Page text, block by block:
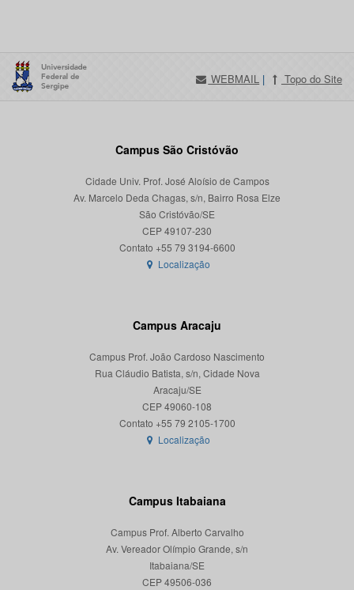
WEBMAIL | Topo do Site
Campus São Cristóvão
Cidade Univ. Prof. José Aloísio de Campos
Av. Marcelo Deda Chagas, s/n, Bairro Rosa Elze
São Cristóvão/SE
CEP 49107-230
Localização
Campus Aracaju
Campus Prof. João Cardoso Nascimento
Rua Cláudio Batista, s/n, Cidade Nova
Aracaju/SE
CEP 49060-108
Localização
Campus Itabaiana
Campus Prof. Alberto Carvalho
Av. Vereador Olímpio Grande, s/n
Itabaiana/SE
CEP 49506-036